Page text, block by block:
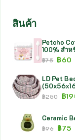
สินค้า
Petcho
100% สำห
฿75 ฿60
LD Pet
฿250 ฿
Ceramic
฿96 ฿75